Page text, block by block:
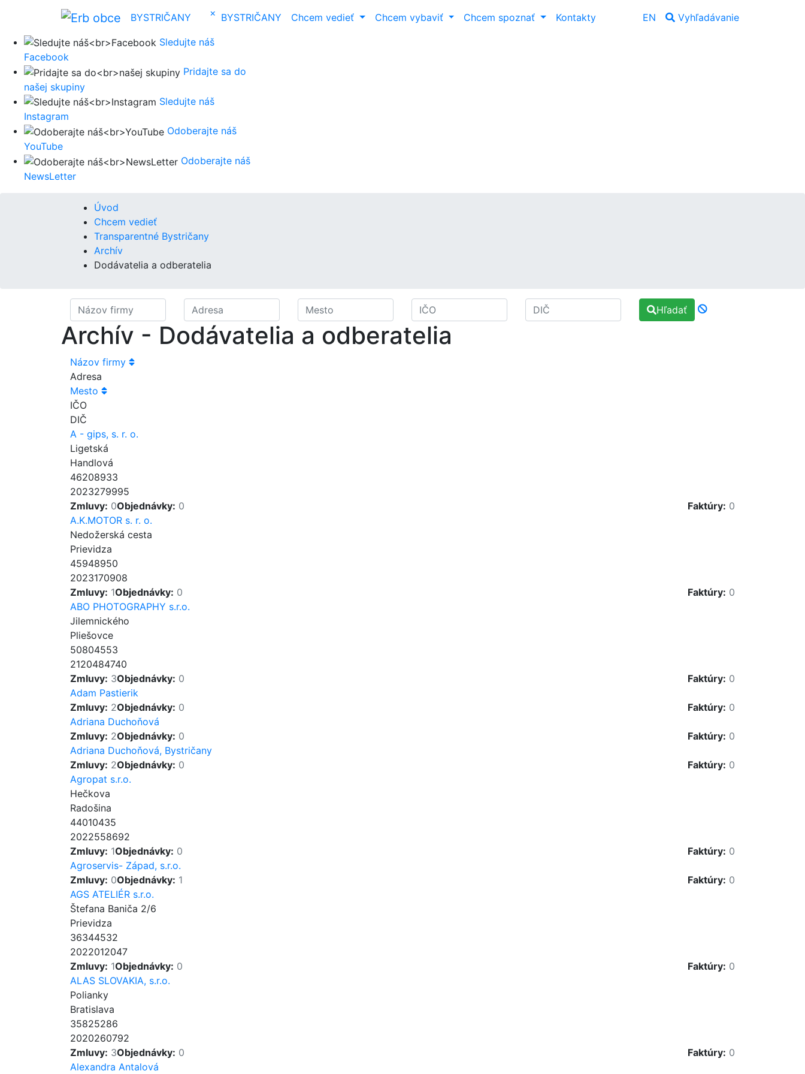
BYSTRIČANY × BYSTRIČANY Chcem vedieť Chcem vybaviť Chcem spoznať Kontakty EN Vyhľadávanie
Sledujte náš
Facebook
Pridajte sa do
našej skupiny
Sledujte náš
Instagram
Odoberajte náš
YouTube
Odoberajte náš
NewsLetter
Úvod
Chcem vedieť
Transparentné Bystričany
Archív
Dodávatelia a odberatelia
Hľadať
Archív - Dodávatelia a odberatelia
Názov firmy
Adresa
Mesto
IČO
DIČ
A - gips, s. r. o.
Ligetská
Handlová
46208933
2023279995
Zmluvy: 0 Faktúry: 0
Objednávky: 0
A.K.MOTOR s. r. o.
Nedožerská cesta
Prievidza
45948950
2023170908
Zmluvy: 1 Faktúry: 0
Objednávky: 0
ABO PHOTOGRAPHY s.r.o.
Jilemnického
Pliešovce
50804553
2120484740
Zmluvy: 3 Faktúry: 0
Objednávky: 0
Adam Pastierik
Zmluvy: 2 Faktúry: 0
Objednávky: 0
Adriana Duchoňová
Zmluvy: 2 Faktúry: 0
Objednávky: 0
Adriana Duchoňová, Bystričany
Zmluvy: 2 Faktúry: 0
Objednávky: 0
Agropat s.r.o.
Hečkova
Radošina
44010435
2022558692
Zmluvy: 1 Faktúry: 0
Objednávky: 0
Agroservis- Západ, s.r.o.
Zmluvy: 0 Faktúry: 0
Objednávky: 1
AGS ATELIÉR s.r.o.
Štefana Baniča 2/6
Prievidza
36344532
2022012047
Zmluvy: 1 Faktúry: 0
Objednávky: 0
ALAS SLOVAKIA, s.r.o.
Polianky
Bratislava
35825286
2020260792
Zmluvy: 3 Faktúry: 0
Objednávky: 0
Alexandra Antalová